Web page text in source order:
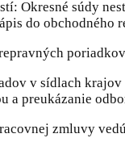
Okresné súdy
do
v sídlach
a preukázanie
zmluvy